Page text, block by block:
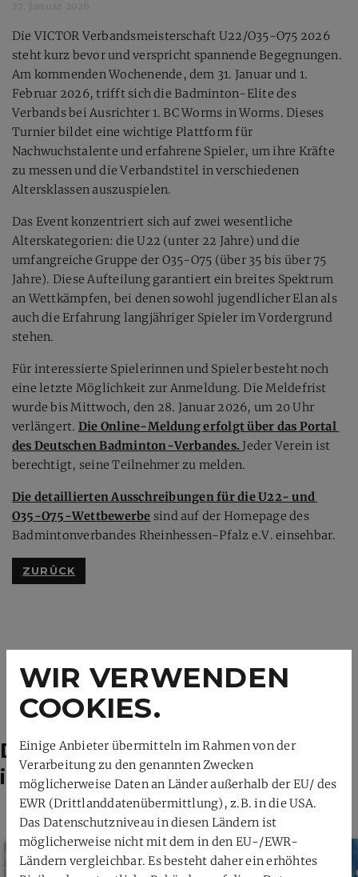
ZURÜCK
Die VICTOR Verbandsmeisterschaft U22/O35-O75 2026
steht kurz bevor und verspricht spannende Begegnungen.
Am kommenden Wochenende, dem 31. Januar und 1.
Februar 2026, trifft sich die Badminton-Elite des
Verbands bei Ausrichter 1. BC Worms in Worms. Dieses
Turnier bildet eine wichtige Plattform für
Nachwuchstalente und erfahrene Spieler, um ihre Kräfte
zu messen und die Verbandstitel in verschiedenen
Altersklassen auszuspielen.
Das Event konzentriert sich auf zwei wesentliche
Alterskategorien: die U22 (unter 22 Jahre) und die
umfangreiche Gruppe der O35-O75 (über 35 bis über 75
Jahre). Diese Aufteilung garantiert ein breites Spektrum
an Wettkämpfen, bei denen sowohl jugendlicher Elan als
auch die Erfahrung langjähriger Spieler im Vordergrund
stehen.
Für interessierte Spielerinnen und Spieler besteht noch
eine letzte Möglichkeit zur Anmeldung. Die Meldefrist
wurde bis Mittwoch, den 28. Januar 2026, um 20 Uhr
verlängert. Die Online-Meldung erfolgt über das Portal
des Deutschen Badminton-Verbandes. Jeder Verein ist
berechtigt, seine Teilnehmer zu melden.
Die detaillierten Ausschreibungen für die U22- und
O35-O75-Wettbewerbe sind auf der Homepage des
Badmintonverbandes Rheinhessen-Pfalz e.V. einsehbar.
Das könnte dich auch
interessieren
WIR VERWENDEN
COOKIES.
Einige Anbieter übermitteln im Rahmen von der
Verarbeitung zu den genannten Zwecken
möglicherweise Daten an Länder außerhalb der EU/ des
EWR (Drittlanddatenübermittlung), z.B. in die USA.
Das Datenschutzniveau in diesen Ländern ist
möglicherweise nicht mit dem in den EU-/EWR-
Ländern vergleichbar. Es besteht daher ein erhöhtes